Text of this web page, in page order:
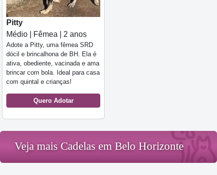
Pitty
Médio | Fêmea | 2 anos
Adote a Pitty, uma fêmea SRD
dócil e brincalhona de BH. Ela é
ativa, obediente, vacinada e ama
brincar com bola. Ideal para casa
com quintal e crianças!
Quero Adotar
Veja mais Cadelas em Belo Horizonte